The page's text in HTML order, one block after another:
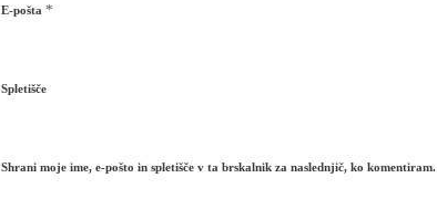
E-pošta*
Spletišče
Shrani moje ime, e-pošto in spletišče v ta brskalnik za naslednjič, ko komentiram.